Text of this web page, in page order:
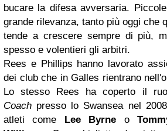
bucare la difesa avversaria.
grande rilevanza, tanto più oggi che
tende a crescere sempre di più,
spesso e volentieri gli arbitri.
Rees e Phillips hanno lavorato
dei club che in Galles rientrano
Lo stesso Rees ha coperto il
Coach presso lo Swansea nel
atleti come Lee Byrne o